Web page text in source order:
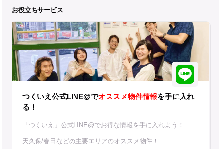
お役立ちサービス
つくいえ公式LINE@でオススメ物件情報を手に入れ
る！
「つくいえ」公式LINE@でお得な情報を手に入れよう！
天久保/春日などの主要エリアのオススメ物件！